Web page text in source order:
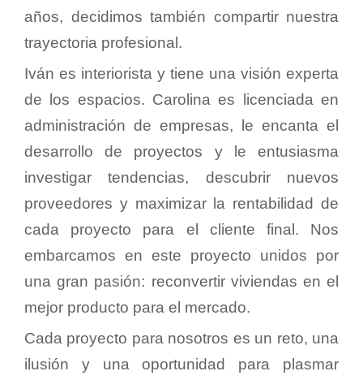
años, decidimos también compartir nuestra
trayectoria profesional.
Iván es interiorista y tiene una visión experta
de los espacios. Carolina es licenciada en
administración de empresas, le encanta el
desarrollo de proyectos y le entusiasma
investigar tendencias, descubrir nuevos
proveedores y maximizar la rentabilidad de
cada proyecto para el cliente final. Nos
embarcamos en este proyecto unidos por
una gran pasión: reconvertir viviendas en el
mejor producto para el mercado.
Cada proyecto para nosotros es un reto, una
ilusión y una oportunidad para plasmar